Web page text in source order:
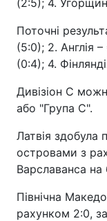
Поточні
(5:0); 2. Англія
(0:4); 4.
Дивізіон С
або "Група С".
Латвія
островами з
Варславанса на
Північна
рахунком 2:0,